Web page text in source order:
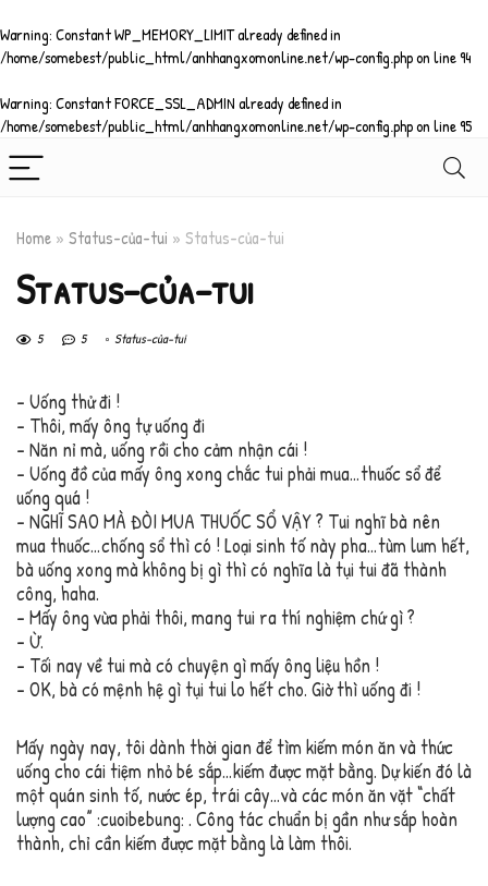
Warning: Constant WP_MEMORY_LIMIT already defined in
/home/somebest/public_html/anhhangxomonline.net/wp-config.phpon line94
Warning: Constant FORCE_SSL_ADMIN already defined in
/home/somebest/public_html/anhhangxomonline.net/wp-config.phpon line95
Home » Status-của-tui » Status-của-tui
Status-của-tui
5 5 Status-của-tui
– Uống thử đi !
– Thôi, mấy ông tự uống đi
– Năn nỉ mà, uống rồi cho cảm nhận cái !
– Uống đồ của mấy ông xong chắc tui phải mua…thuốc sổ để
uống quá !
– NGHĨ SAO MÀ ĐÒI MUA THUỐC SỔ VẬY ? Tui nghĩ bà nên
mua thuốc…chống sổ thì có ! Loại sinh tố này pha…tùm lum hết,
bà uống xong mà không bị gì thì có nghĩa là tụi tui đã thành
công, haha.
– Mấy ông vừa phải thôi, mang tui ra thí nghiệm chứ gì ?
– Ừ.
– Tối nay về tui mà có chuyện gì mấy ông liệu hồn !
– OK, bà có mệnh hệ gì tụi tui lo hết cho. Giờ thì uống đi !
Mấy ngày nay, tôi dành thời gian để tìm kiếm món ăn và thức
uống cho cái tiệm nhỏ bé sắp…kiếm được mặt bằng. Dự kiến đó là
một quán sinh tố, nước ép, trái cây…và các món ăn vặt “chất
lượng cao” :cuoibebung: . Công tác chuẩn bị gần như sắp hoàn
thành, chỉ cần kiếm được mặt bằng là làm thôi.